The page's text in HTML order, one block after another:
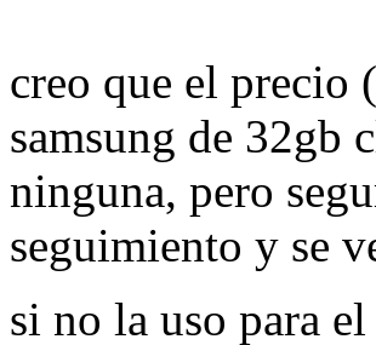
creo que el precio
samsung de 32gb
ninguna, pero
seguimiento y se
si no la uso para